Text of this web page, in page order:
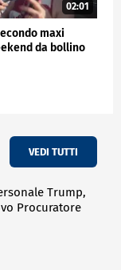
02:01
maxi
da bollino
VEDI TUTTI
Trump,
Procuratore